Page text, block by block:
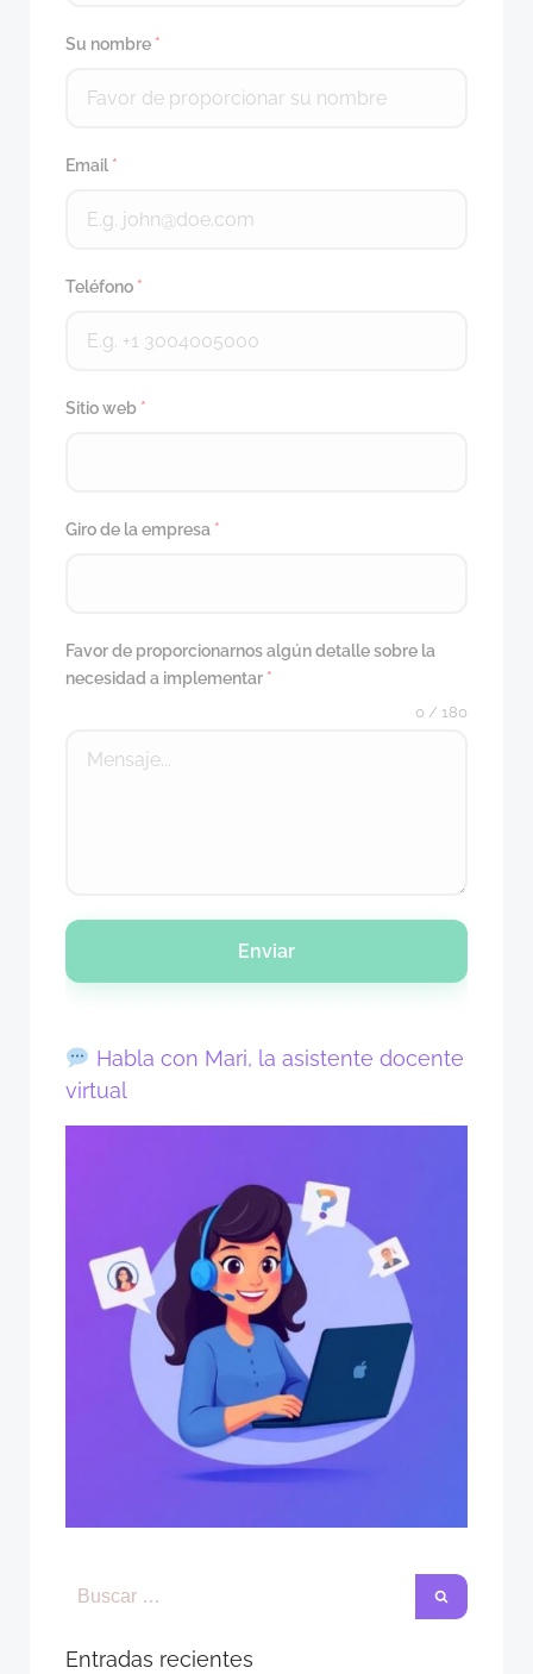
Su nombre *
Email *
Teléfono *
Sitio web *
Giro de la empresa *
Favor de proporcionarnos algún detalle sobre la
necesidad a implementar *
0 / 180
Enviar
Habla con Mari, la asistente docente
virtual
Entradas recientes